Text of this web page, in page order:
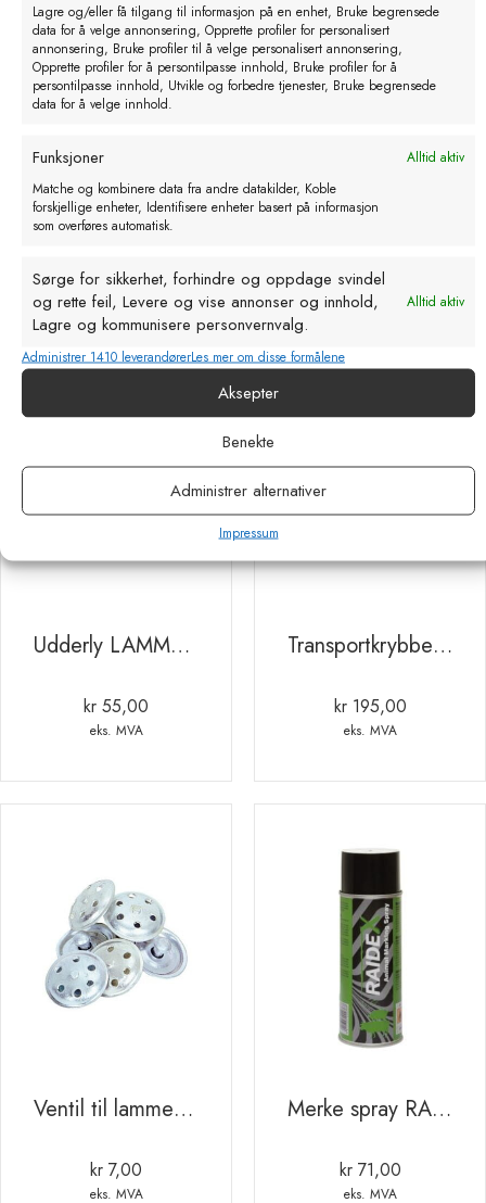
Lagre og/eller få tilgang til informasjon på en enhet, Bruke begrensede
data for å velge annonsering, Opprette profiler for personalisert
annonsering, Bruke profiler til å velge personalisert annonsering,
Opprette profiler for å persontilpasse innhold, Bruke profiler for å
persontilpasse innhold, Utvikle og forbedre tjenester, Bruke begrensede
data for å velge innhold.
Funksjoner
Alltid aktiv
Matche og kombinere data fra andre datakilder, Koble
forskjellige enheter, Identifisere enheter basert på informasjon
som overføres automatisk.
Sørge for sikkerhet, forhindre og oppdage svindel
og rette feil, Levere og vise annonser og innhold,
Lagre og kommunisere personvernvalg.
Alltid aktiv
Administrer 1410 leverandørerLes mer om disse formålene
Aksepter
Benekte
Administrer alternativer
Impressum
LacTek speneanslutning
Udderly LAMMESMOKK TIL FLASKE
kr 55,00
eks. MVA
Transportkrybbe OK plast “113” 13.5L Rosa
kr195,00
eks. MVA
Ventil til lammesmokk
kr 7,00
eks. MVA
Merke spray RAIDEX 400ml GRØNN
kr71,00
eks. MVA